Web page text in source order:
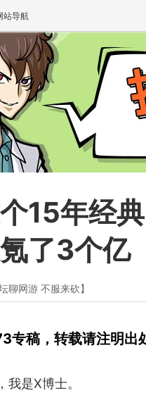
站导航
15年经
了3个亿
聊网游 不服来砍】
专稿，转载请注明出
我是X博士。